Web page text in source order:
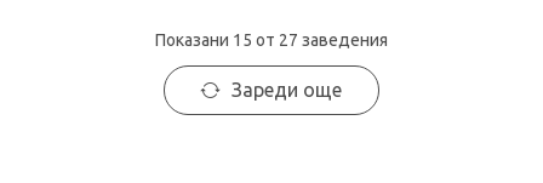
Показани 15 от 27 заведения
Зареди още